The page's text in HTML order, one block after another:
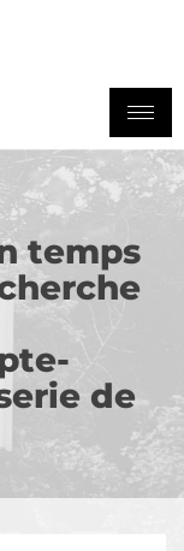
temps
de